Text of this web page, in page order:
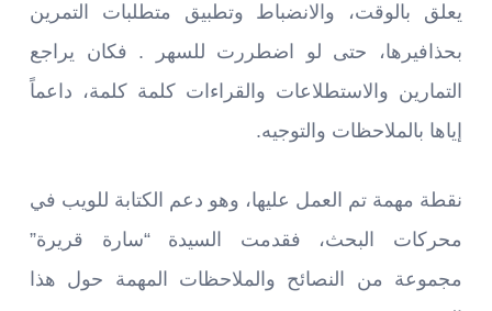
يعلق بالوقت، والانضباط وتطبيق متطلبات التمرين
بحذافيرها، حتى لو اضطررت للسهر . فكان يراجع
التمارين والاستطلاعات والقراءات كلمة كلمة، داعماً
إياها بالملاحظات والتوجيه.
نقطة مهمة تم العمل عليها، وهو دعم الكتابة للويب في
محركات البحث، فقدمت السيدة “سارة قريرة”
مجموعة من النصائح والملاحظات المهمة حول هذا